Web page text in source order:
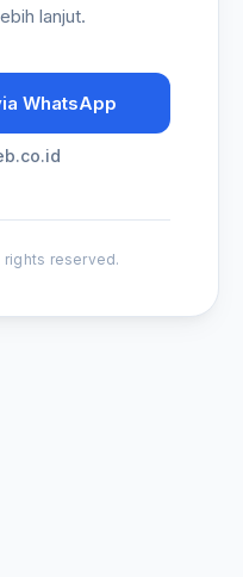
lanjut.
WhatsApp
rights reserved.